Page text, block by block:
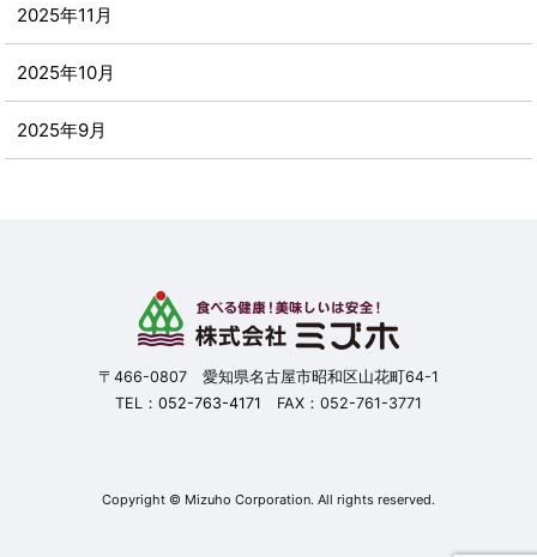
2025年11月
2025年10月
2025年9月
〒466-0807 愛知県名古屋市昭和区山花町64-1
TEL： 052-763-4171 FAX：052-761-3771
Copyright © Mizuho Corporation. All rights reserved.